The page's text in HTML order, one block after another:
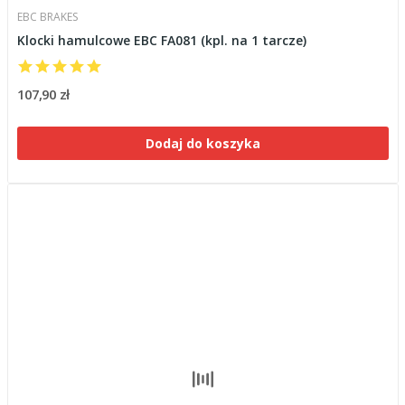
EBC BRAKES
Klocki hamulcowe EBC FA081 (kpl. na 1 tarcze)
107,90 zł
Dodaj do koszyka